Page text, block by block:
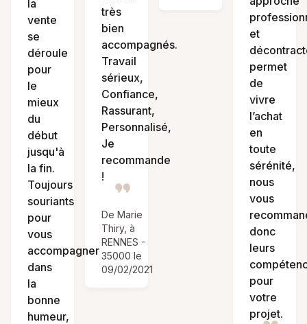
la
vente
se
déroule
pour
le
mieux
du
début
jusqu'à
la fin.
Toujours
souriants
pour
vous
accompagner
dans
la
bonne
humeur,
très
bien
accompagnés.
Travail
sérieux,
Confiance,
Rassurant,
Personnalisé,
Je
recommande
!
De Marie
Thiry, à
RENNES -
35000 le
09/02/2021
et
permet
de
vivre
l’achat
en
toute
sérénité,
nous
vous
donc
leurs
pour
votre
projet.